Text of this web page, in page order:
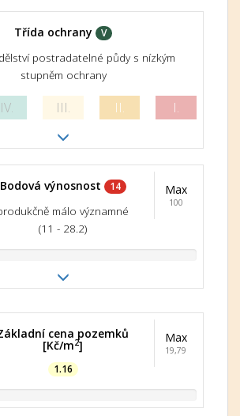
Třída ochrany V
postradatelné půdy s nízkým
stupněm ochrany
IV. III. II. I.
Bodová výnosnost 14
málo významné
(11 - 28.2)
Max
100
cena pozemků
[Kč/m2]
1.16
Max
19,79